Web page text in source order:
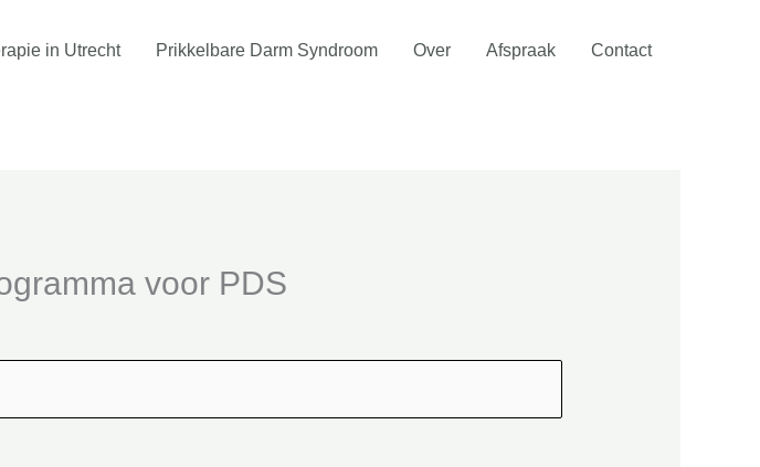
in Utrecht Prikkelbare Darm Syndroom Over Afspraak Contact
voor PDS